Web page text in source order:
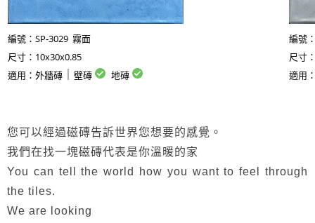
編號： SP-3029 霧面
尺寸： 10x30x0.85
適用： 外牆磚 壁磚 地磚
編號
尺寸
適用
您可以經過磁磚告訴世界您想要的感覺。
我們在找一塊磁磚代表是你溫暖的家
You can tell the world how you want to feel through
the tiles.
We are looking